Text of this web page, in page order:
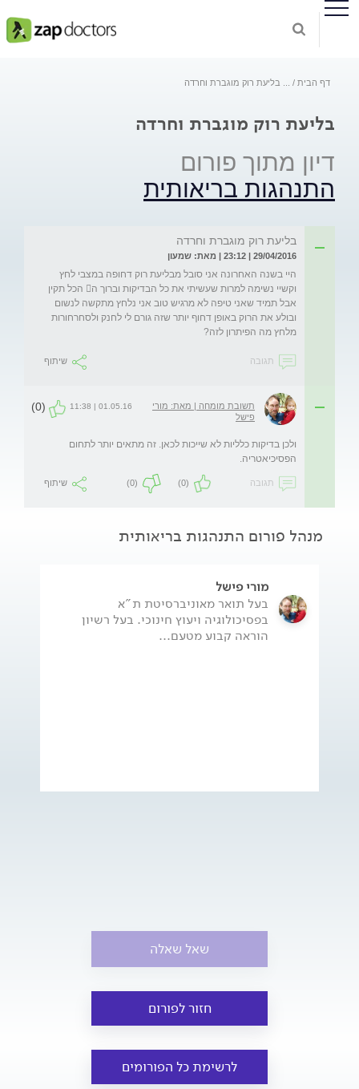
דף הבית בליעת רוק מוגברת וחרדה
בליעת רוק מוגברת וחרדה
דיון מתוך פורום
התנהגות בריאותית
בליעת רוק מוגברת וחרדה
29/04/2016 | 23:12 | מאת: שמעון
היי בשנה האחרונה אני סובל מבליעת רוק דחופה במצבי לחץ
וקשיי נשימה למרות שעשיתי את כל הבדיקות וברוך ה הכל תקין
אבל תמיד שאני טיפה לא מרגיש טוב אני נלחץ מתקשה לנשום
ובולע את הרוק באופן דחוף יותר שזה גורם לי לחנק ולסחרחורות
מלחץ מה הפיתרון לזה?
תגובה שיתוף
תשובת מומחה | מאת: מורי
פישל
01.05.16 | 11:38
(0)
ולכן בדיקות כלליות לא שייכות לכאן. זה מתאים יותר לתחום
הפסיכיאטריה.
תגובה (0)
(0) שיתוף
מנהל פורום התנהגות בריאותית
מורי פישל
בעל תואר מאוניברסיטת ת"א
בפסיכולוגיה ויעוץ חינוכי. בעל רשיון
הוראה קבוע מטעם...
שאל שאלה
חזור לפורום
לרשימת כל הפורומים